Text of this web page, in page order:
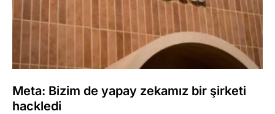
Meta: Bizim de yapay zekamız bir şirketi
hackledi